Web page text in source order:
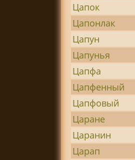
Цапок
Цапонлак
Цапун
Цапунья
Цапфа
Цапфенный
Цапфовый
Царане
Царанин
Царап